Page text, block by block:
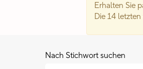
Erhalten Sie
Die 14
Nach Stichwort suchen